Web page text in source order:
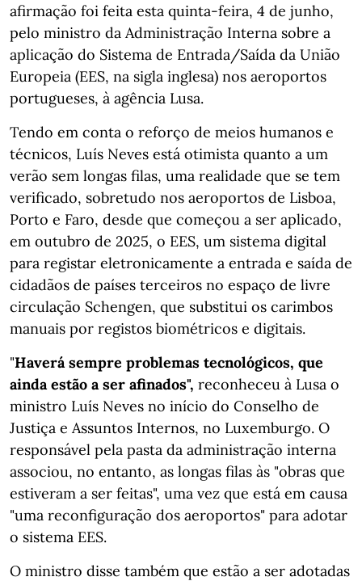
afirmação foi feita esta quinta-feira, 4 de junho,
pelo ministro da Administração Interna sobre a
aplicação do Sistema de Entrada/Saída da União
Europeia (EES, na sigla inglesa) nos aeroportos
portugueses, à agência Lusa.
Tendo em conta o reforço de meios humanos e
técnicos, Luís Neves está otimista quanto a um
verão sem longas filas, uma realidade que se tem
verificado, sobretudo nos aeroportos de Lisboa,
Porto e Faro, desde que começou a ser aplicado,
em outubro de 2025, o EES, um sistema digital
para registar eletronicamente a entrada e saída de
cidadãos de países terceiros no espaço de livre
circulação Schengen, que substitui os carimbos
manuais por registos biométricos e digitais.
"Haverá sempre problemas tecnológicos, que
ainda estão a ser afinados", reconheceu à Lusa o
ministro Luís Neves no início do Conselho de
Justiça e Assuntos Internos, no Luxemburgo. O
responsável pela pasta da administração interna
associou, no entanto, as longas filas às "obras que
estiveram a ser feitas", uma vez que está em causa
"uma reconfiguração dos aeroportos" para adotar
o sistema EES.
O ministro disse também que estão a ser adotadas